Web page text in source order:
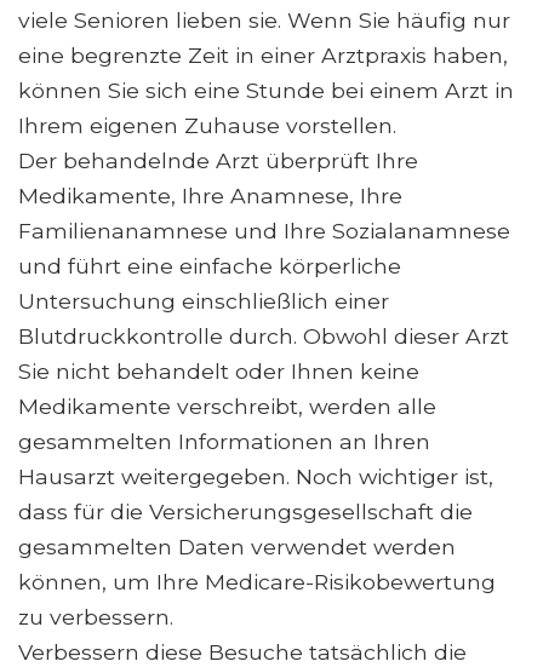
viele Senioren lieben sie. Wenn Sie häufig nur
eine begrenzte Zeit in einer Arztpraxis haben,
können Sie sich eine Stunde bei einem Arzt in
Ihrem eigenen Zuhause vorstellen.
Der behandelnde Arzt überprüft Ihre
Medikamente, Ihre Anamnese, Ihre
Familienanamnese und Ihre Sozialanamnese
und führt eine einfache körperliche
Untersuchung einschließlich einer
Blutdruckkontrolle durch. Obwohl dieser Arzt
Sie nicht behandelt oder Ihnen keine
Medikamente verschreibt, werden alle
gesammelten Informationen an Ihren
Hausarzt weitergegeben. Noch wichtiger ist,
dass für die Versicherungsgesellschaft die
gesammelten Daten verwendet werden
können, um Ihre Medicare-Risikobewertung
zu verbessern.
Verbessern diese Besuche tatsächlich die